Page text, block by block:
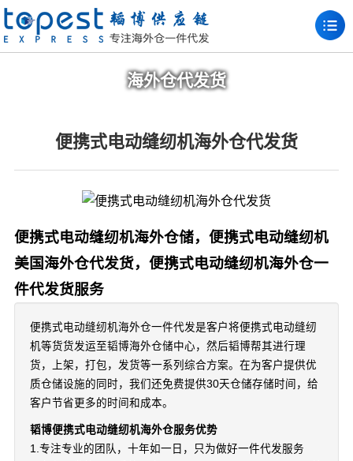
海外仓代发货
便携式电动缝纫机海外仓代发货
便携式电动缝纫机海外仓储，便携式电动缝纫机
美国海外仓代发货，便携式电动缝纫机海外仓一
件代发货服务
便携式电动缝纫机海外仓一件代发是客户将便携式电动缝纫
机等货货发运至韬博海外仓储中心，然后韬博帮其进行理
货，上架，打包，发货等一系列综合方案。在为客户提供优
质仓储设施的同时，我们还免费提供30天仓储存储时间，给
客户节省更多的时间和成本。
韬博便携式电动缝纫机海外仓服务优势
1.专注专业的团队，十年如一日，只为做好一件代发服务